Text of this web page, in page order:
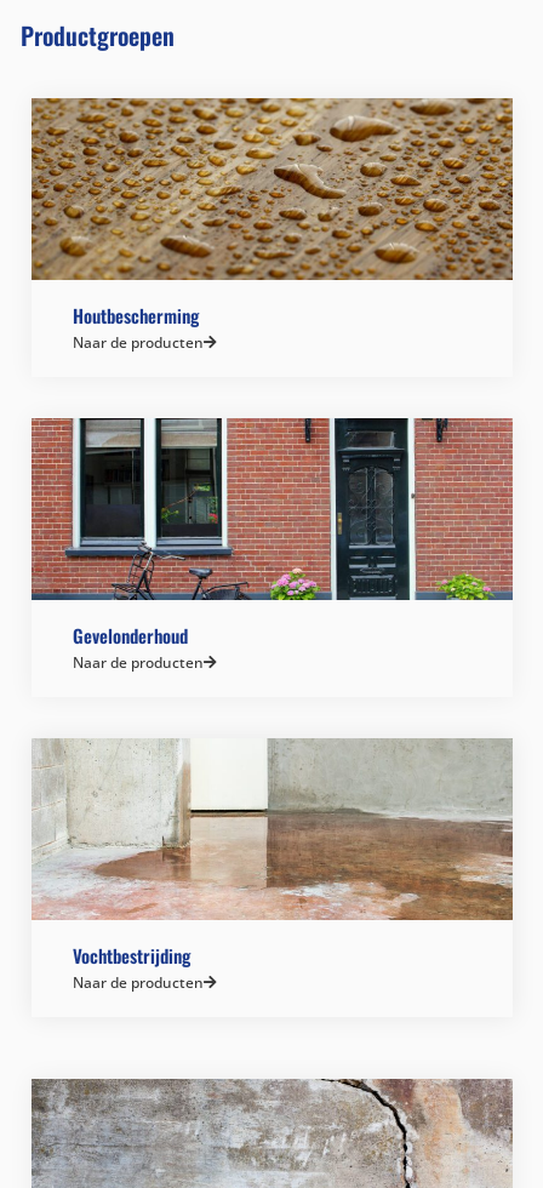
Productgroepen
Houtbescherming
Naar de producten
Gevelonderhoud
Naar de producten
Vochtbestrijding
Naar de producten